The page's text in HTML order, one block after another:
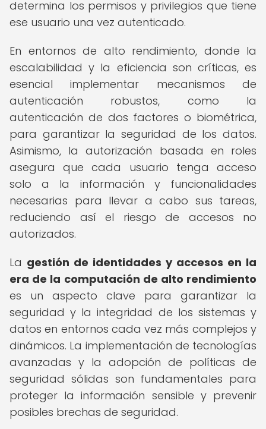
determina los permisos y privilegios que tiene
ese usuario una vez autenticado.
En entornos de alto rendimiento, donde la
escalabilidad y la eficiencia son críticas, es
esencial implementar mecanismos de
autenticación robustos, como la
autenticación de dos factores o biométrica,
para garantizar la seguridad de los datos.
Asimismo, la autorización basada en roles
asegura que cada usuario tenga acceso
solo a la información y funcionalidades
necesarias para llevar a cabo sus tareas,
reduciendo así el riesgo de accesos no
autorizados.
La gestión de identidades y accesos en la
era de la computación de alto rendimiento
es un aspecto clave para garantizar la
seguridad y la integridad de los sistemas y
datos en entornos cada vez más complejos y
dinámicos. La implementación de tecnologías
avanzadas y la adopción de políticas de
seguridad sólidas son fundamentales para
proteger la información sensible y prevenir
posibles brechas de seguridad.